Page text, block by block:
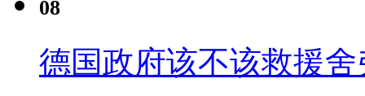
08
德国政府该不该救援舍